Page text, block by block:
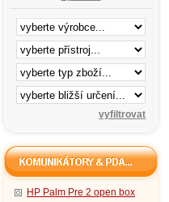
HP Palm Pre 2 open box